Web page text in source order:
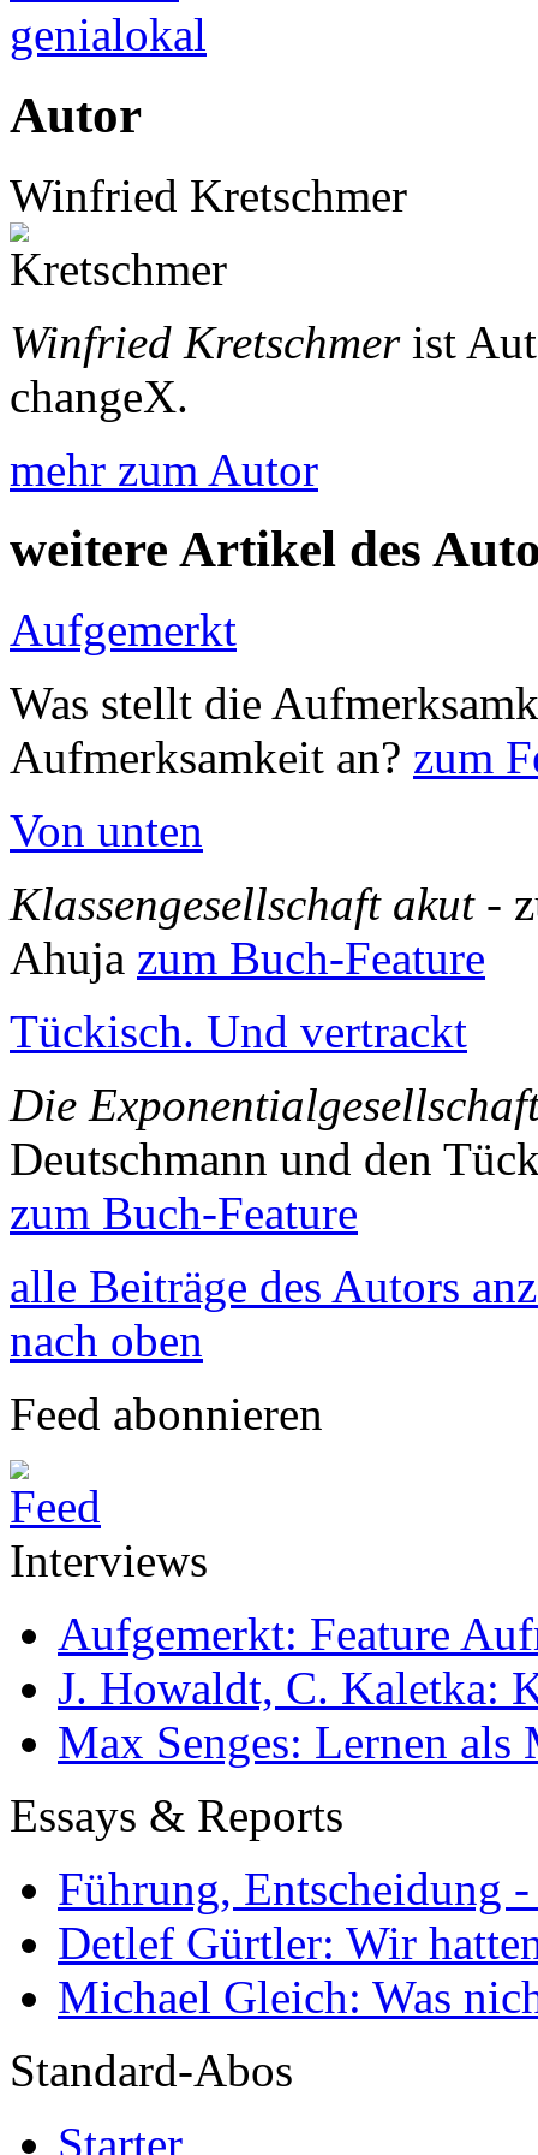
genialokal
Autor
Winfried Kretschmer
Winfried Kretschmerist
changeX.
mehr zum Autor
weitere Artikel des
Aufgemerkt
Was stellt die
Aufmerksamkeit an? zum
Von unten
Klassengesellschaft akut-
Ahuja zum Buch-Feature
Tückisch. Und vertrackt
Die
Deutschmann und den
zum Buch-Feature
alle Beiträge des Autors
nach oben
Feed abonnieren
Interviews
Aufgemerkt: Feature
J. Howaldt, C. Kaletka:
Max Senges: Lernen als
Essays & Reports
Führung, Entscheidung
Detlef Gürtler: Wir
Michael Gleich: Was
Standard-Abos
Starter